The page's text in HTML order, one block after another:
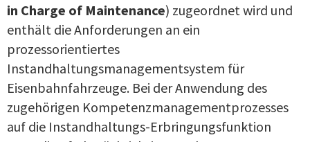
in Charge of Maintenance) zugeordnet wird und
enthält die Anforderungen an ein
prozessorientiertes
Instandhaltungsmanagementsystem für
Eisenbahnfahrzeuge. Bei der Anwendung des
zugehörigen Kompetenzmanagementprozesses
auf die Instandhaltungs-Erbringungsfunktion